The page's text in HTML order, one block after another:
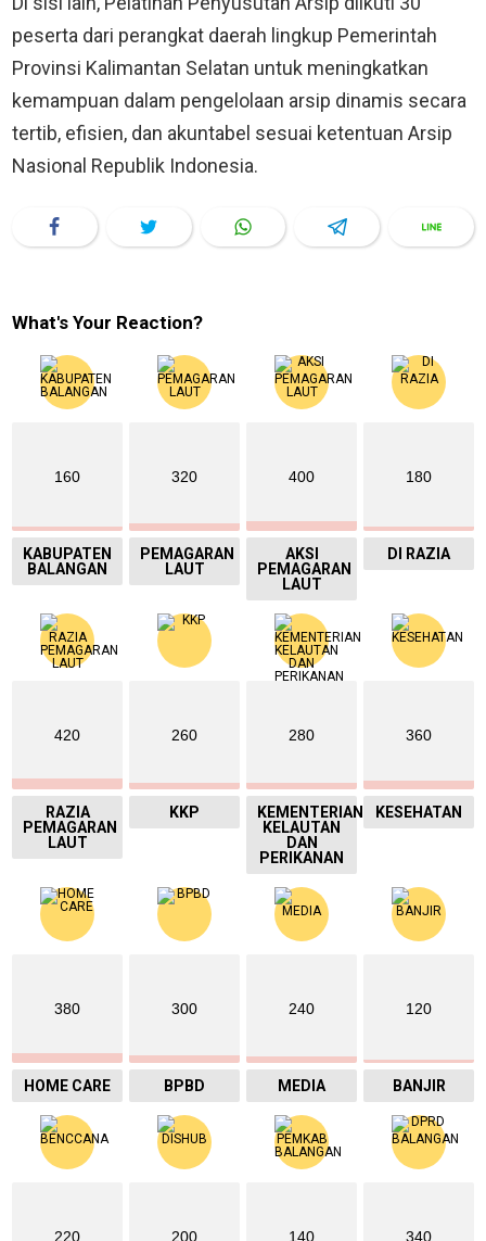
peserta dari perangkat daerah lingkup Pemerintah
Provinsi Kalimantan Selatan untuk meningkatkan
kemampuan dalam pengelolaan arsip dinamis secara
tertib, efisien, dan akuntabel sesuai ketentuan Arsip
Nasional Republik Indonesia.
What's Your Reaction?
160
KABUPATEN
BALANGAN
320
PEMAGARAN
LAUT
400
AKSI
PEMAGARAN
LAUT
180
DI RAZIA
420
RAZIA
PEMAGARAN
LAUT
260
KKP
280
KEMENTERIAN
KELAUTAN
DAN
PERIKANAN
360
KESEHATAN
380
HOME CARE
300
BPBD
240
MEDIA
120
BANJIR
220 200 140 340